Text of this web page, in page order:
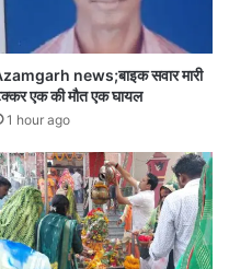
news;बाइक सवार मारी
एक की मौत एक घायल
1 hour ago